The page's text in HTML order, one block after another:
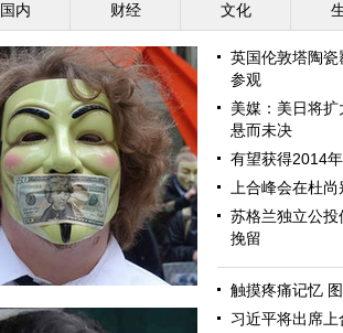
国内 财经 文化
英国伦敦塔陶
参观
美媒：美日将
悬而未决
有望获得2014
上合峰会在杜
苏格兰独立公
挽留
触摸疼痛记忆
习近平将出席